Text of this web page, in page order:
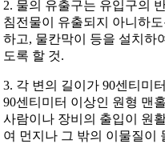
2. 물의 유출구는 유입구의
침전물이 유출되지 아니하
하고, 물칸막이 등을 설치하
도록 할 것.
3. 각 변의 길이가 90센티미
90센티미터 이상인 원형 맨
사람이나 장비의 출입이 원
여 먼지나 그 밖의 이물질이